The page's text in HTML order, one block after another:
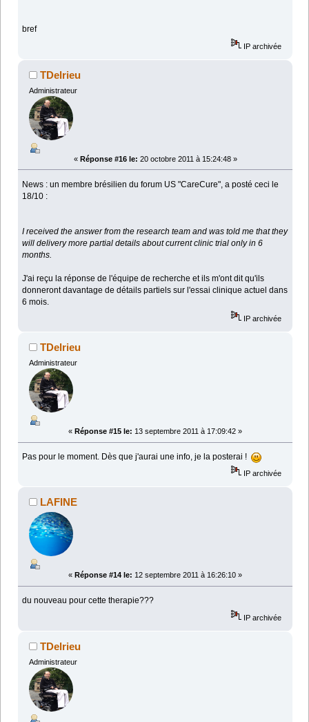
bref
IP archivée
TDelrieu
Administrateur
« Réponse #16 le: 20 octobre 2011 à 15:24:48 »
News : un membre brésilien du forum US "CareCure", a posté ceci le
18/10 :
I received the answer from the research team and was told me that they
will delivery more partial details about current clinic trial only in 6
months.
J'ai reçu la réponse de l'équipe de recherche et ils m'ont dit qu'ils
donneront davantage de détails partiels sur l'essai clinique actuel dans
6 mois.
IP archivée
TDelrieu
Administrateur
« Réponse #15 le: 13 septembre 2011 à 17:09:42 »
Pas pour le moment. Dès que j'aurai une info, je la posterai !
IP archivée
LAFINE
« Réponse #14 le: 12 septembre 2011 à 16:26:10 »
du nouveau pour cette therapie???
IP archivée
TDelrieu
Administrateur